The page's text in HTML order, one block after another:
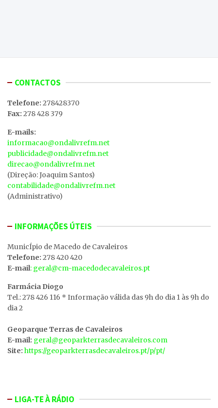
CONTACTOS
Telefone: 278428370
Fax: 278 428 379
E-mails:
informacao@ondalivrefm.net
publicidade@ondalivrefm.net
direcao@ondalivrefm.net
(Direção: Joaquim Santos)
contabilidade@ondalivrefm.net
(Administrativo)
INFORMAÇÕES ÚTEIS
MunicÍpio de Macedo de Cavaleiros
Telefone: 278 420 420
E-mail: geral@cm-macedodecavaleiros.pt
Farmácia Diogo
Tel.: 278 426 116 * Informação válida das 9h do dia 1 às 9h do
dia 2
Geoparque Terras de Cavaleiros
E-mail: geral@geoparkterrasdecavaleiros.com
Site: https://geoparkterrasdecavaleiros.pt/p/pt/
LIGA-TE À RÁDIO